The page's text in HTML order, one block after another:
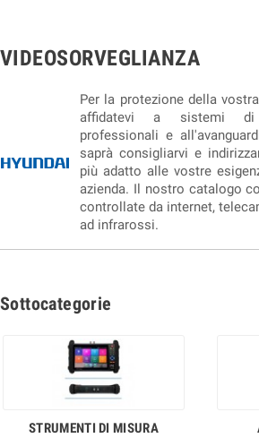
VIDEOSORVEGLIANZA
Per la protezione della
affidatevi a sistemi di
professionali e
saprà consigliarvi e
più adatto alle vostre
azienda. Il nostro catalogo
controllate da internet,
ad infrarossi.
Sottocategorie
STRUMENTI DI MISURA